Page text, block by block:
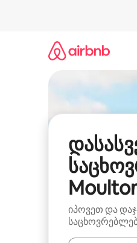
იპოვეთ და